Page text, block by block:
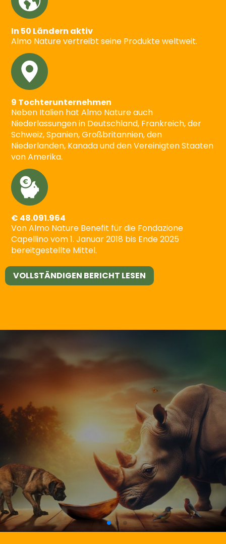
In 50 Ländern aktiv
Almo Nature vertreibt seine Produkte weltweit.
9 Tochterunternehmen
Neben Italien hat Almo Nature auch
Niederlassungen in Deutschland, Frankreich, der
Schweiz, Spanien, Großbritannien, den
Niederlanden, Kanada und den Vereinigten Staaten
von Amerika.
€ 48.091.964
Von Almo Nature Benefit für die Fondazione
Capellino vom 1. Januar 2018 bis Ende 2025
bereitgestellte Mittel.
VOLLSTÄNDIGEN BERICHT LESEN